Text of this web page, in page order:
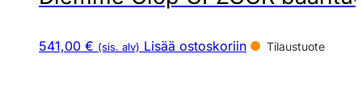
541,00 € (sis. alv) Lisää ostoskoriin Tilaustuote